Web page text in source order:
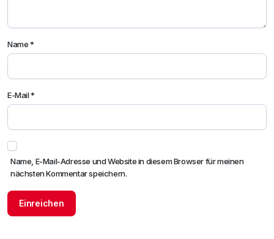
Name*
E-Mail*
Name, E-Mail-Adresse und Website in diesem Browser für meinen
nächsten Kommentar speichern.